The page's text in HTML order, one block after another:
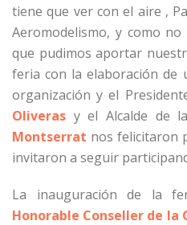
tiene que ver con el aire ,
Aeromodelismo, y como
que pudimos aportar
feria con la elaboración de
organización y el
Oliveras y el Alcalde de
Montserrat nos felicitaron
invitaron a seguir
La inauguración de la
Honorable Conseller de